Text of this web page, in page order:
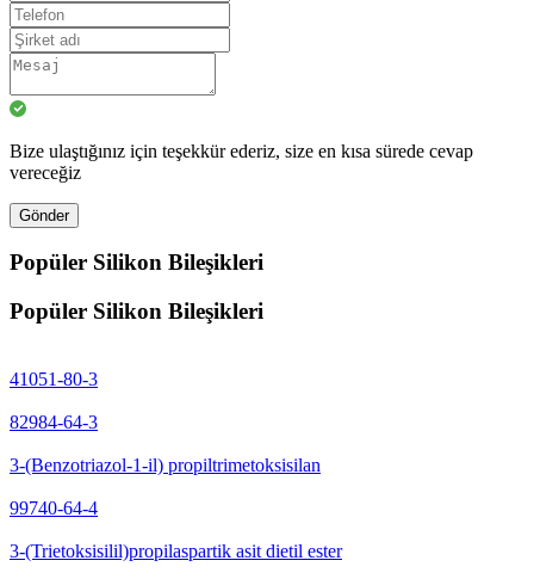
Bize ulaştığınız için teşekkür ederiz, size en kısa sürede cevap
vereceğiz
Gönder
Popüler Silikon Bileşikleri
Popüler Silikon Bileşikleri
41051-80-3
82984-64-3
3-(Benzotriazol-1-il) propiltrimetoksisilan
99740-64-4
3-(Trietoksisilil)propilaspartik asit dietil ester